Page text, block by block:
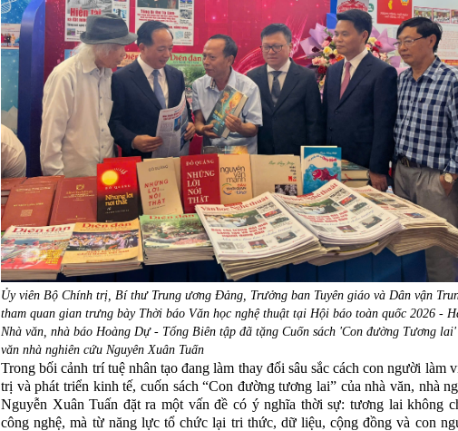
Ủy viên Bộ Chính trị, Bí thư Trung ương Đảng, Trưởng ban Tuyên giáo và Dân vận
tham quan gian trưng bày Thời báo Văn học nghệ thuật tại Hội báo toàn quốc 2026 -
Nhà văn, nhà báo Hoàng Dự - Tổng Biên tập đã tặng Cuốn sách 'Con đường Tương
văn nhà nghiên cứu Nguyên Xuân Tuấn
Trong bối cảnh trí tuệ nhân tạo đang làm thay đổi sâu sắc cách con người làm
trị và phát triển kinh tế, cuốn sách “Con đường tương lai” của nhà văn, nhà
Nguyễn Xuân Tuấn đặt ra một vấn đề có ý nghĩa thời sự: tương lai không
công nghệ, mà từ năng lực tổ chức lại tri thức, dữ liệu, cộng đồng và con